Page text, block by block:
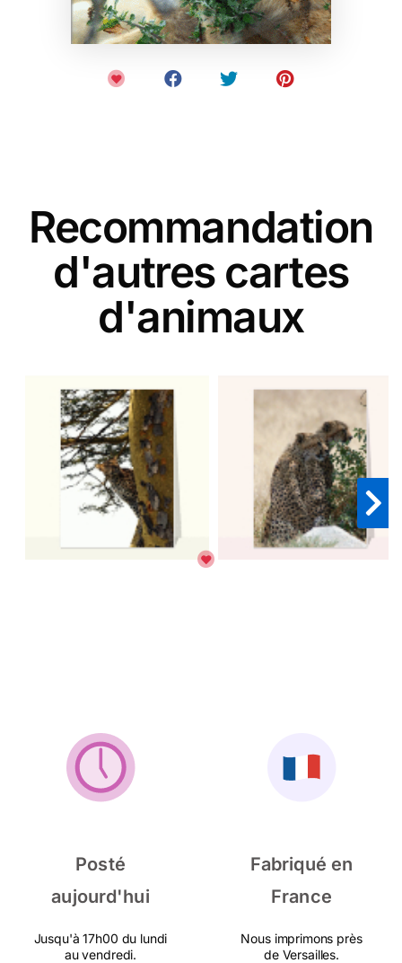
Recommandation
d'autres cartes
d'animaux
Posté
aujourd'hui
Jusqu'à 17h00 du lundi
au vendredi.
Fabriqué en
France
Nous imprimons près
de Versailles.